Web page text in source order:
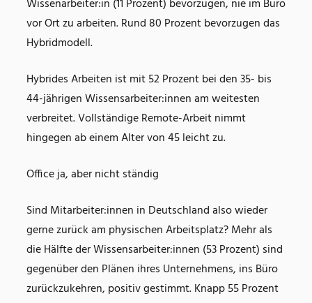
Wissenarbeiter:in (11 Prozent) bevorzugen, nie im Büro
vor Ort zu arbeiten. Rund 80 Prozent bevorzugen das
Hybridmodell.
Hybrides Arbeiten ist mit 52 Prozent bei den 35- bis
44-jährigen Wissensarbeiter:innen am weitesten
verbreitet. Vollständige Remote-Arbeit nimmt
hingegen ab einem Alter von 45 leicht zu.
Office ja, aber nicht ständig
Sind Mitarbeiter:innen in Deutschland also wieder
gerne zurück am physischen Arbeitsplatz? Mehr als
die Hälfte der Wissensarbeiter:innen (53 Prozent) sind
gegenüber den Plänen ihres Unternehmens, ins Büro
zurückzukehren, positiv gestimmt. Knapp 55 Prozent